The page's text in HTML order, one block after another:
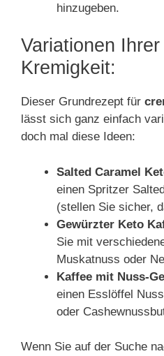
hinzugeben.
Variationen
Kremigkeit:
Dieser Grundrezept für
lässt sich ganz einfach
doch mal diese Ideen:
Salted Caramel
einen Spritzer
(stellen Sie sicher,
Gewürzter Keto
Sie mit
Muskatnuss oder
Kaffee mit Nuss-
einen Esslöffel
oder
Wenn Sie auf der Suche